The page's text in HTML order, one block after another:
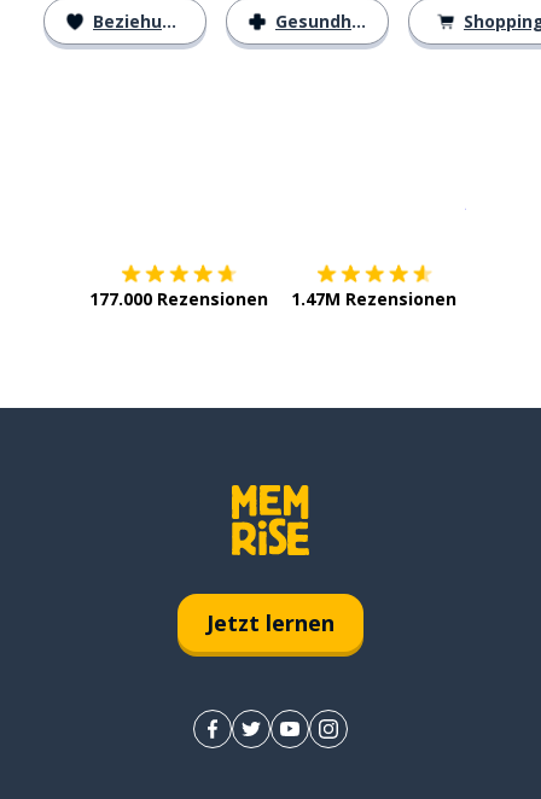
Beziehungen Gesundheit
177.000 Rezensionen 1.47M Rezensionen
Jetzt lernen